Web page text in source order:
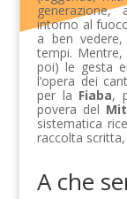
intorno al
a ben
tempi.
poi) le gesta
l’opera dei
per la Fiaba,
povera del
sistematica
raccolta
A che